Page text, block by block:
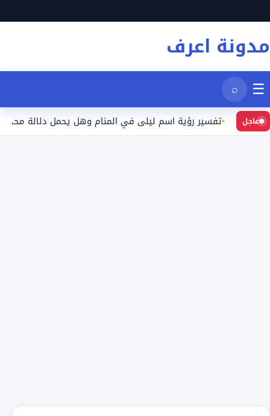
إلى
المحتوى
مدونة اعرف
☰
⌕
عاجلتفسير رؤية اسم ليلى في المنام وهل يحمل دلالة محددة؟